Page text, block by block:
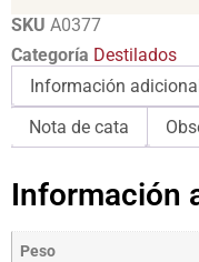
SKU A0377
Categoría Destilados
Información
Nota de cata
Información
Peso